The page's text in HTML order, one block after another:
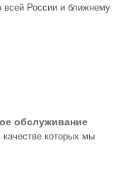
всей России и ближнему
обслуживание
которых мы